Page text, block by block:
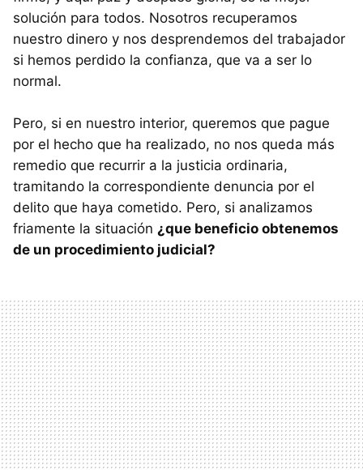
solución para todos. Nosotros recuperamos
nuestro dinero y nos desprendemos del trabajador
si hemos perdido la confianza, que va a ser lo
normal.
Pero, si en nuestro interior, queremos que pague
por el hecho que ha realizado, no nos queda más
remedio que recurrir a la justicia ordinaria,
tramitando la correspondiente denuncia por el
delito que haya cometido. Pero, si analizamos
friamente la situación ¿que beneficio obtenemos
de un procedimiento judicial?